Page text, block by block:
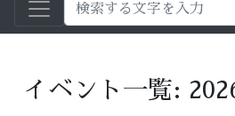
イベント一覧: